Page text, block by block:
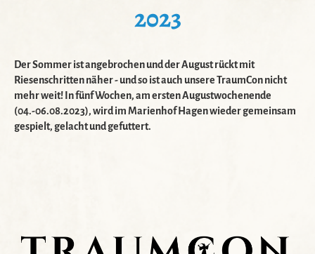
2023
Der Sommer ist angebrochen und der August rückt mit
Riesenschritten näher - und so ist auch unsere TraumCon nicht
mehr weit! In fünf Wochen, am ersten Augustwochenende
(04.-06.08.2023), wird im Marienhof Hagen wieder gemeinsam
gespielt, gelacht und gefuttert.